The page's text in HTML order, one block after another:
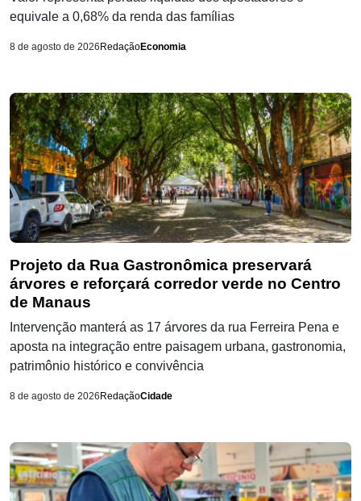
equivale a 0,68% da renda das famílias
8 de agosto de 2026 RedaçãoEconomia
Projeto da Rua Gastronômica preservará
árvores e reforçará corredor verde no Centro
de Manaus
Intervenção manterá as 17 árvores da rua Ferreira Pena e
aposta na integração entre paisagem urbana, gastronomia,
patrimônio histórico e convivência
8 de agosto de 2026 RedaçãoCidade